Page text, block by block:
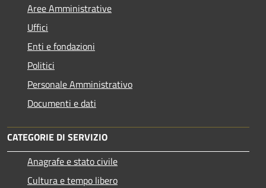
Aree Amministrative
Uffici
Enti e fondazioni
Politici
Personale Amministrativo
Documenti e dati
CATEGORIE DI SERVIZIO
Anagrafe e stato civile
Cultura e tempo libero